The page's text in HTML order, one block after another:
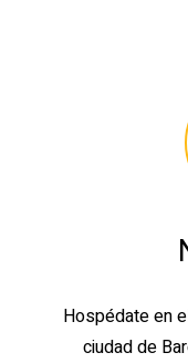
Hospédate en
ciudad de